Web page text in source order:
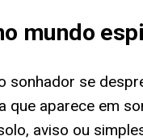
mundo
sonhador se
aparece em
aviso ou